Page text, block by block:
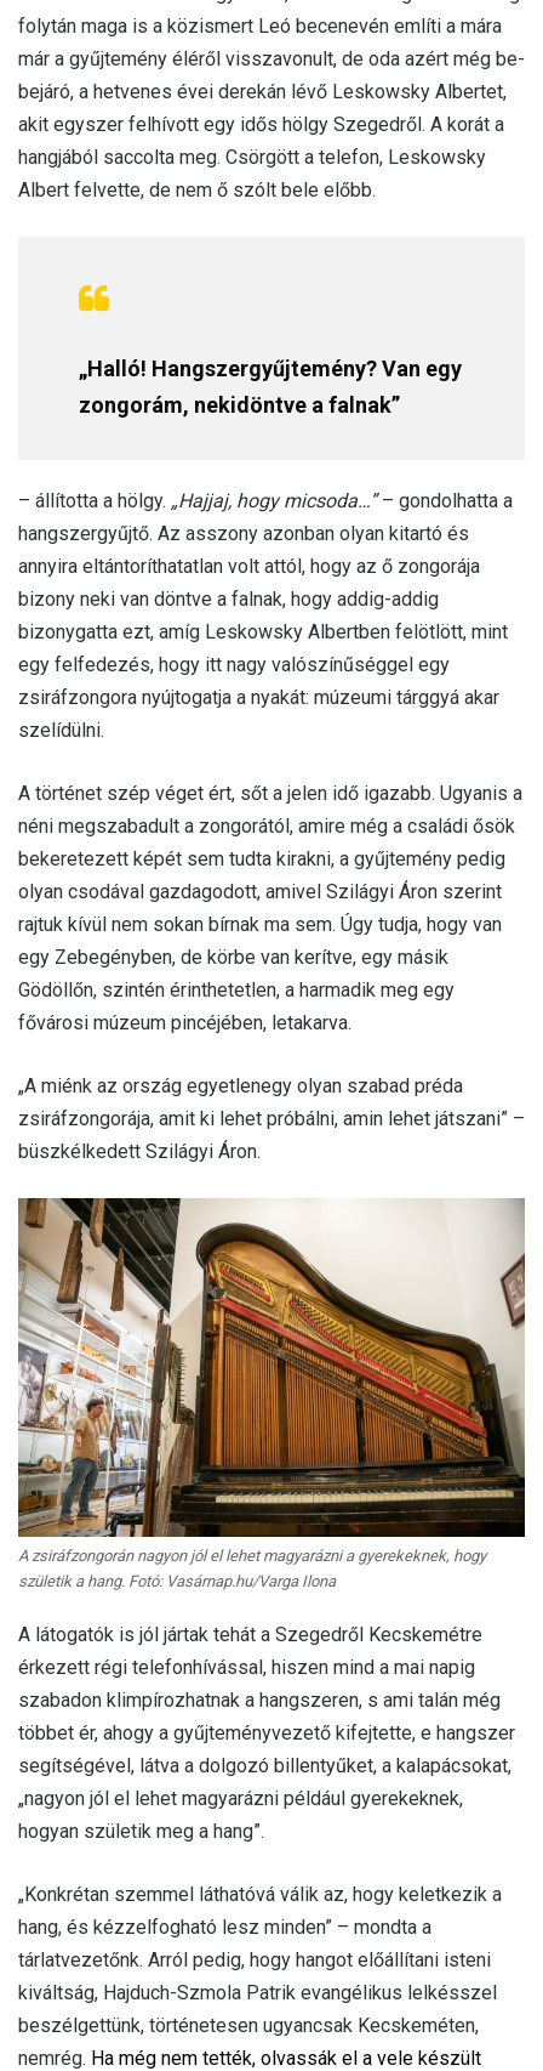
folytán maga is a közismert Leó becenevén említi a mára
már a gyűjtemény éléről visszavonult, de oda azért még be-
bejáró, a hetvenes évei derekán lévő Leskowsky Albertet,
akit egyszer felhívott egy idős hölgy Szegedről. A korát a
hangjából saccolta meg. Csörgött a telefon, Leskowsky
Albert felvette, de nem ő szólt bele előbb.
„Halló! Hangszergyűjtemény? Van egy
zongorám, nekidöntve a falnak”
– állította a hölgy. „Hajjaj, hogy micsoda…”– gondolhatta a
hangszergyűjtő. Az asszony azonban olyan kitartó és
annyira eltántoríthatatlan volt attól, hogy az ő zongorája
bizony neki van döntve a falnak, hogy addig-addig
bizonygatta ezt, amíg Leskowsky Albertben felötlött, mint
egy felfedezés, hogy itt nagy valószínűséggel egy
zsiráfzongora nyújtogatja a nyakát: múzeumi tárggyá akar
szelídülni.
A történet szép véget ért, sőt a jelen idő igazabb. Ugyanis a
néni megszabadult a zongorától, amire még a családi ősök
bekeretezett képét sem tudta kirakni, a gyűjtemény pedig
olyan csodával gazdagodott, amivel Szilágyi Áron szerint
rajtuk kívül nem sokan bírnak ma sem. Úgy tudja, hogy van
egy Zebegényben, de körbe van kerítve, egy másik
Gödöllőn, szintén érinthetetlen, a harmadik meg egy
fővárosi múzeum pincéjében, letakarva.
„A miénk az ország egyetlenegy olyan szabad préda
zsiráfzongorája, amit ki lehet próbálni, amin lehet játszani” –
büszkélkedett Szilágyi Áron.
A zsiráfzongorán nagyon jól el lehet magyarázni a gyerekeknek, hogy
születik a hang. Fotó: Vasárnap.hu/Varga Ilona
A látogatók is jól jártak tehát a Szegedről Kecskemétre
érkezett régi telefonhívással, hiszen mind a mai napig
szabadon klimpírozhatnak a hangszeren, s ami talán még
többet ér, ahogy a gyűjteményvezető kifejtette, e hangszer
segítségével, látva a dolgozó billentyűket, a kalapácsokat,
„nagyon jól el lehet magyarázni például gyerekeknek,
hogyan születik meg a hang”.
„Konkrétan szemmel láthatóvá válik az, hogy keletkezik a
hang, és kézzelfogható lesz minden” – mondta a
tárlatvezetőnk. Arról pedig, hogy hangot előállítani isteni
kiváltság, Hajduch-Szmola Patrik evangélikus lelkésszel
beszélgettünk, történetesen ugyancsak Kecskeméten,
nemrég. Ha még nem tették, olvassák el a vele készült